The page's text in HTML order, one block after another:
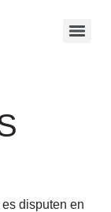
disputen en